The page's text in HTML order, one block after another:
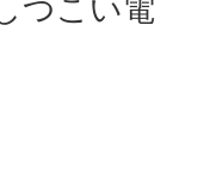
つこい電